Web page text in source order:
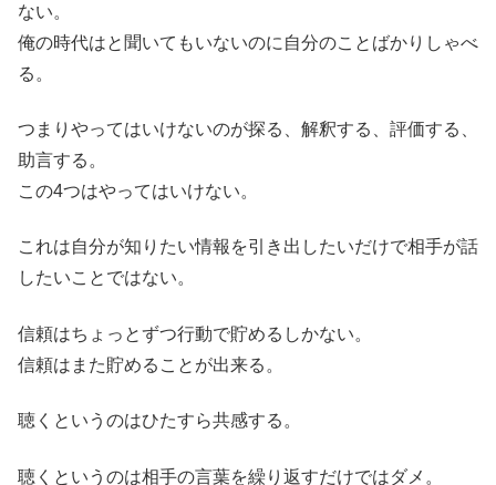
ない。
俺の時代はと聞いてもいないのに自分のことばかりしゃべ
る。
つまりやってはいけないのが探る、解釈する、評価する、
助言する。
この4つはやってはいけない。
これは自分が知りたい情報を引き出したいだけで相手が話
したいことではない。
信頼はちょっとずつ行動で貯めるしかない。
信頼はまた貯めることが出来る。
聴くというのはひたすら共感する。
聴くというのは相手の言葉を繰り返すだけではダメ。